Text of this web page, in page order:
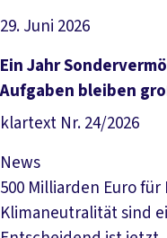
29. Juni 2026
Artikel lesen
Ein Jahr
Aufgaben bleiben
klartext Nr. 24/2026
News
500 Milliarden Euro
Klimaneutralität sind